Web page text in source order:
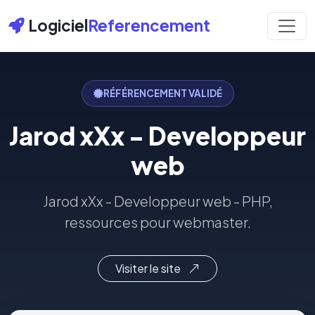
LogicielReferencement
RÉFÉRENCEMENT VALIDÉ
Jarod xXx - Developpeur
web
Jarod xXx - Developpeur web - PHP,
ressources pour webmaster.
Visiter le site